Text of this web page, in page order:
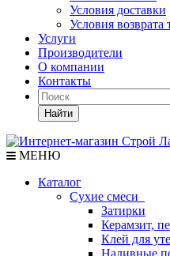
Условия доставки
Условия возврата
Услуги
Производители
О компании
Контакты
Найти
МЕНЮ
Каталог
Сухие смеси
Затирки
Керамзит,
Клей для
Наливные